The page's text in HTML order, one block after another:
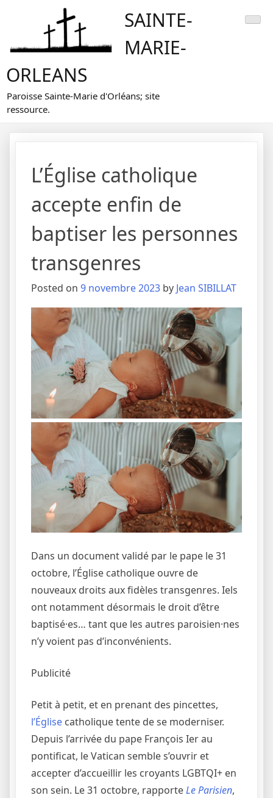
SAINTE-
MARIE-
ORLEANS
Paroisse Sainte-Marie d'Orléans; site
ressource.
L’Église catholique
accepte enfin de
baptiser les personnes
transgenres
Posted on 9 novembre 2023 by Jean SIBILLAT
Dans un document validé par le pape le 31
octobre, l’Église catholique ouvre de
nouveaux droits aux fidèles transgenres. Iels
ont notamment désormais le droit d’être
baptisé·es… tant que les autres paroisien·nes
n’y voient pas d’inconvénients.
Publicité
Petit à petit, et en prenant des pincettes,
l’Église catholique tente de se moderniser.
Depuis l’arrivée du pape François Ier au
pontificat, le Vatican semble s’ouvrir et
accepter d’accueillir les croyants LGBTQI+ en
son sein. Le 31 octobre, rapporteLe Parisien,